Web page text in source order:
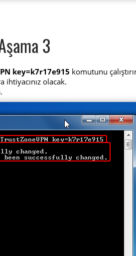
3
key=k7r17e915 komutunu
ihtiyacınız olacak.